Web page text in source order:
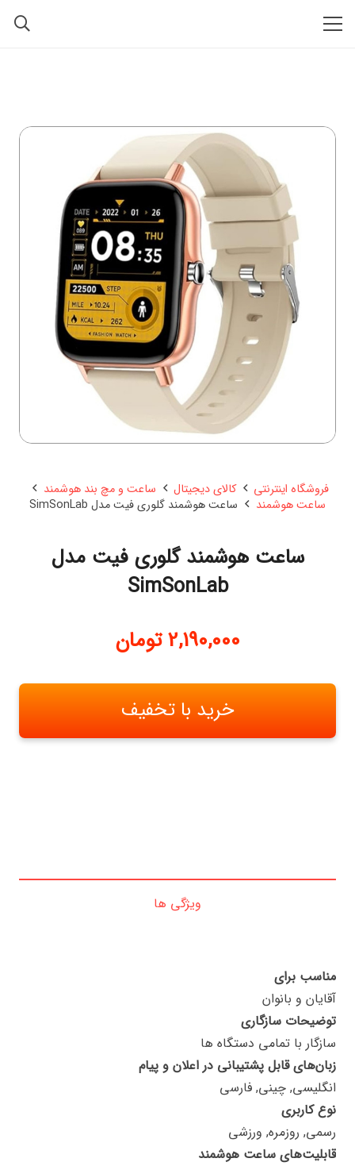
فروشگاه اینترنتی کالای دیجیتال
ساعت و مچ بند هوشمند
ساعت هوشمند
ساعت هوشمند گلوری فیت مدل SimSonLab
ساعت هوشمند گلوری فیت مدل
SimSonLab
2,190,000 تومان
خرید با تخفیف
ویژگی ها
مناسب برای
آقایان و بانوان
توضیحات سازگاری
سازگار با تمامی دستگاه ها
زبان‌های قابل پشتیبانی در اعلان و پیام
انگلیسی, چینی, فارسی
نوع کاربری
رسمی, روزمره, ورزشی
قابلیت‌های ساعت هوشمند